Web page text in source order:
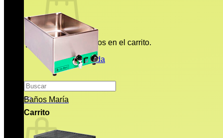
No hay productos en el carrito.
Volver a la tienda
Buscar
por:
Carrito
Baños María